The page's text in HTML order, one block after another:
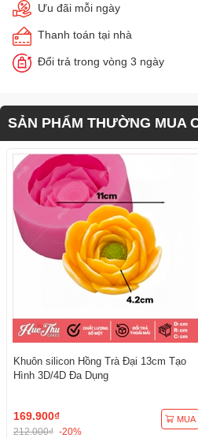
Ưu đãi mỗi ngày
Thanh toán tại nhà
Đổi trả trong vòng 3 ngày
SẢN PHẨM THƯỜNG MUA
Khuôn silicon Hồng Trà Đại 13cm Tạo
Hình 3D/4D Đa Dụng
169.900₫
212.000₫ -20%
MUA